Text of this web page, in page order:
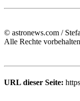
© astronews.com /
Alle Rechte
URL dieser Seite: